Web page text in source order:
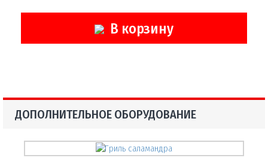
В корзину
ДОПОЛНИТЕЛЬНОЕ ОБОРУДОВАНИЕ